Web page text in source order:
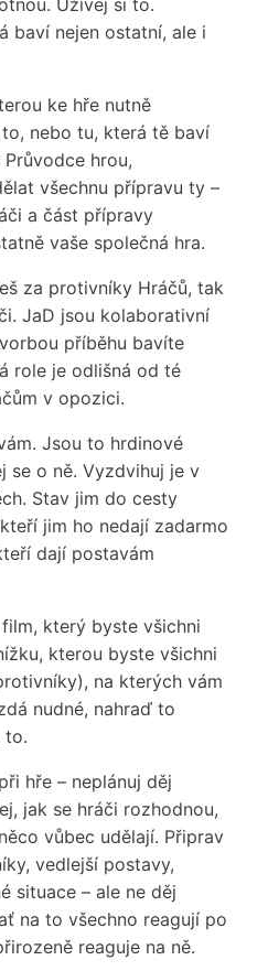
Užívej si to.
baví nejen ostatní, ale i
ke hře nutně
nebo tu, která tě baví
hrou,
všechnu přípravu ty –
a část přípravy
vaše společná hra.
za protivníky Hráčů, tak
JaD jsou kolaborativní
příběhu bavíte
role je odlišná od té
v opozici.
Jsou to hrdinové
se o ně. Vyzdvihuj je v
Stav jim do cesty
jim ho nedají zadarmo
dají postavám
který byste všichni
kterou byste všichni
na kterých vám
nudné, nahraď to
to.
hře – neplánuj děj
jak se hráči rozhodnou,
vůbec udělají. Připrav
vedlejší postavy,
situace – ale ne děj
na to všechno reagují po
reaguje na ně.